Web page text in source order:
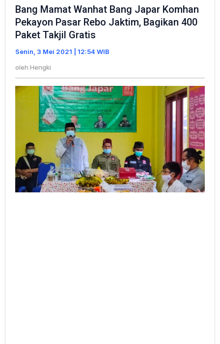
Wanhat
Bang
Pasar
Rebo
Jaktim,
Bagikan
400
Paket
Takjil
Gratis
Bang Mamat Wanhat Bang Japar Komhan
Pekayon Pasar Rebo Jaktim, Bagikan 400
Paket Takjil Gratis
Senin, 3 Mei 2021 | 12:54 WIB
oleh Hengki